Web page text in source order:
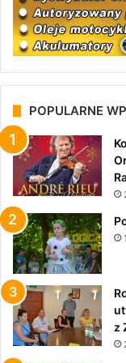
POPULARNE
z